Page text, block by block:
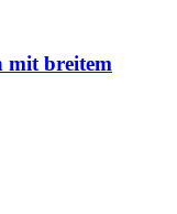
mit breitem